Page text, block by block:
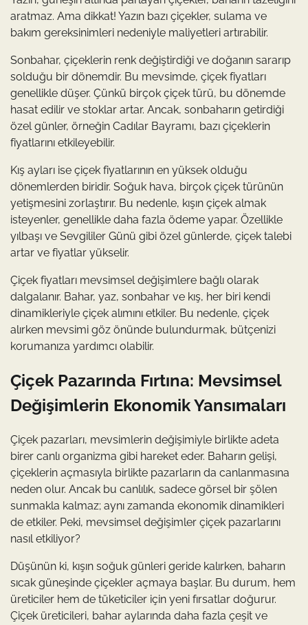
aratmaz. Ama dikkat! Yazın bazı çiçekler, sulama ve
bakım gereksinimleri nedeniyle maliyetleri artırabilir.
Sonbahar, çiçeklerin renk değiştirdiği ve doğanın sararıp
solduğu bir dönemdir. Bu mevsimde, çiçek fiyatları
genellikle düşer. Çünkü birçok çiçek türü, bu dönemde
hasat edilir ve stoklar artar. Ancak, sonbaharın getirdiği
özel günler, örneğin Cadılar Bayramı, bazı çiçeklerin
fiyatlarını etkileyebilir.
Kış ayları ise çiçek fiyatlarının en yüksek olduğu
dönemlerden biridir. Soğuk hava, birçok çiçek türünün
yetişmesini zorlaştırır. Bu nedenle, kışın çiçek almak
isteyenler, genellikle daha fazla ödeme yapar. Özellikle
yılbaşı ve Sevgililer Günü gibi özel günlerde, çiçek talebi
artar ve fiyatlar yükselir.
Çiçek fiyatları mevsimsel değişimlere bağlı olarak
dalgalanır. Bahar, yaz, sonbahar ve kış, her biri kendi
dinamikleriyle çiçek alımını etkiler. Bu nedenle, çiçek
alırken mevsimi göz önünde bulundurmak, bütçenizi
korumanıza yardımcı olabilir.
Çiçek Pazarında Fırtına: Mevsimsel
Değişimlerin Ekonomik Yansımaları
Çiçek pazarları, mevsimlerin değişimiyle birlikte adeta
birer canlı organizma gibi hareket eder. Baharın gelişi,
çiçeklerin açmasıyla birlikte pazarların da canlanmasına
neden olur. Ancak bu canlılık, sadece görsel bir şölen
sunmakla kalmaz; aynı zamanda ekonomik dinamikleri
de etkiler. Peki, mevsimsel değişimler çiçek pazarlarını
nasıl etkiliyor?
Düşünün ki, kışın soğuk günleri geride kalırken, baharın
sıcak güneşinde çiçekler açmaya başlar. Bu durum, hem
üreticiler hem de tüketiciler için yeni fırsatlar doğurur.
Çiçek üreticileri, bahar aylarında daha fazla çeşit ve